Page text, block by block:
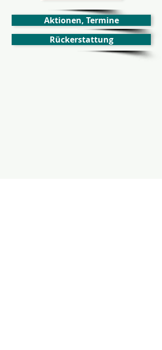
Aktionen, Termine
Rückerstattung